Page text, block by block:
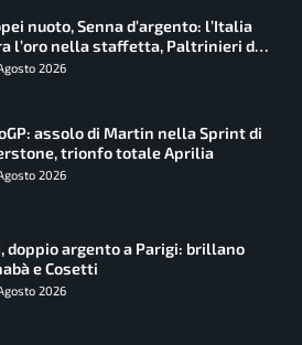
nuoto, Senna d’argento: l’Italia
l’oro nella staffetta, Paltrinieri da
bilancio azzurro
2026
assolo di Martin nella Sprint di
trionfo totale Aprilia
2026
doppio argento a Parigi: brillano
e Cosetti
2026